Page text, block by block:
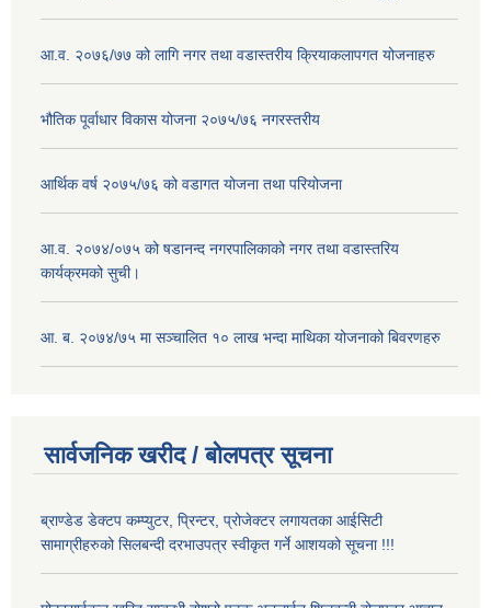
आ.व. २०७६/७७ को लागि नगर तथा वडास्तरीय क्रियाकलापगत योजनाहरु
भौतिक पूर्वाधार विकास योजना २०७५/७६ नगरस्तरीय
आर्थिक वर्ष २०७५/७६ को वडागत योजना तथा परियोजना
आ.व. २०७४/०७५ को षडानन्द नगरपालिकाको नगर तथा वडास्तरिय
कार्यक्रमको सुची।
आ. ब. २०७४/७५ मा सञ्चालित १० लाख भन्दा माथिका योजनाको बिवरणहरु
सार्वजनिक खरीद / बोलपत्र सूचना
ब्राण्डेड डेक्टप कम्प्युटर, प्रिन्टर, प्रोजेक्टर लगायतका आईसिटी
सामाग्रीहरुको सिलबन्दी दरभाउपत्र स्वीकृत गर्ने आशयको सूचना !!!